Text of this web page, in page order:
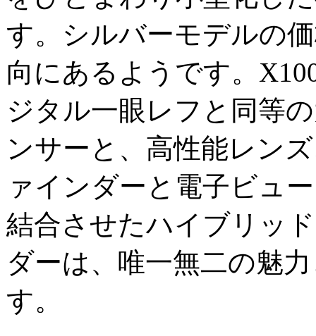
す。シルバーモデルの
向にあるようです。
ジタル一眼レフと同等
ンサーと、高性能レン
ァインダーと電子ビュ
結合させたハイブリッ
ダーは、唯一無二の魅
す。